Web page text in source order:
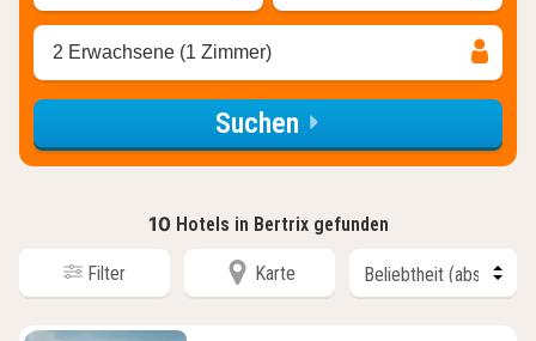
2 Erwachsene (1 Zimmer)
Suchen
10 Hotels in Bertrix gefunden
Filter Karte